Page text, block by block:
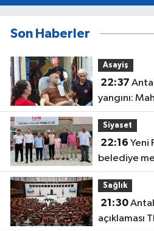
Son Haberler
Asayiş
22:37
yangını:
Siyaset
22:16
belediye
Sağlık
21:30Antalya Tabip Odası
açıklaması